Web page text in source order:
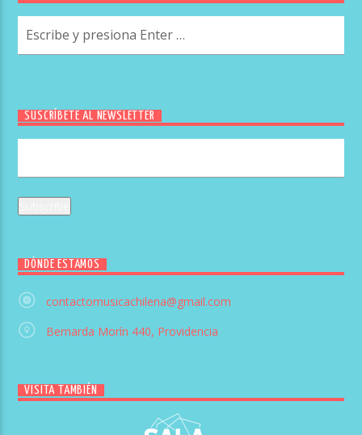
SUSCRÍBETE AL NEWSLETTER
DÓNDE ESTAMOS
contactomusicachilena@gmail.com
Bernarda Morín 440, Providencia
VISITA TAMBIÉN